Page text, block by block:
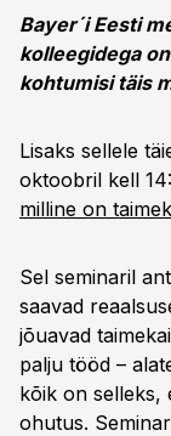
Bayer´i Eesti
kolleegidega
kohtumisi täis
Lisaks sellele
oktoobril kell
milline on
Sel seminaril
saavad
jõuavad
palju tööd –
kõik on selleks,
ohutus.